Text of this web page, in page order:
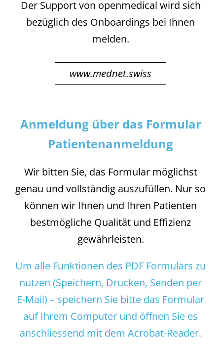
Der Support von openmedical wird sich
bezüglich des Onboardings bei Ihnen
melden.
www.mednet.swiss
Anmeldung über das Formular
Patientenanmeldung
Wir bitten Sie, das Formular möglichst
genau und vollständig auszufüllen. Nur so
können wir Ihnen und Ihren Patienten
bestmögliche Qualität und Effizienz
gewährleisten.
Um alle Funktionen des PDF Formulars zu
nutzen (Speichern, Drucken, Senden per
E-Mail) – speichern Sie bitte das Formular
auf Ihrem Computer und öffnen Sie es
anschliessend mit dem Acrobat-Reader.